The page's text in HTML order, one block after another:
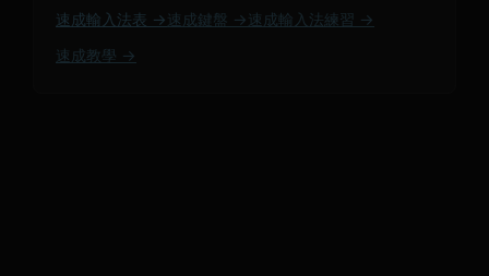
速成輸入法表 → 速成鍵盤 → 速成輸入法練習 →
速成教學 →